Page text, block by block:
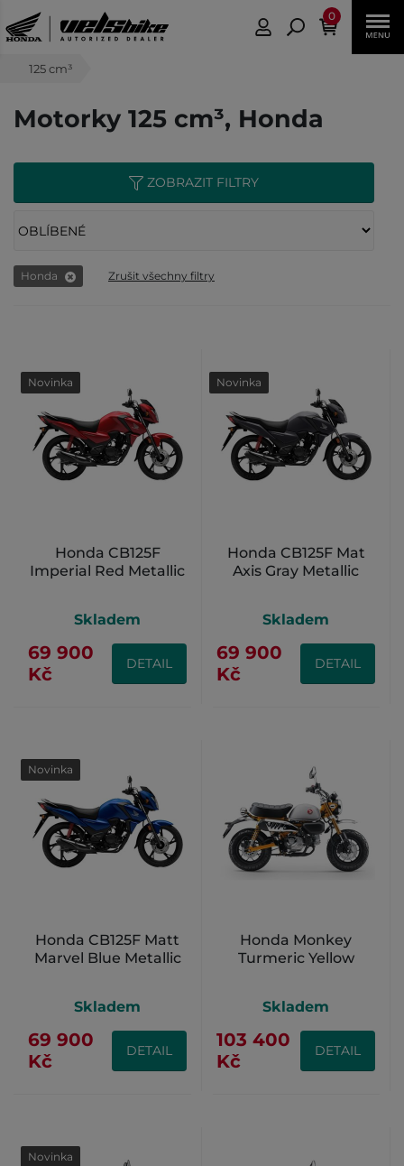
0
125 cm³
Motorky 125 cm³, Honda
ZOBRAZIT FILTRY
Honda Zrušit všechny filtry
Honda CB125F
Imperial Red Metallic
Novinka
Skladem
69 900
Kč
DETAIL
Honda CB125F Mat
Axis Gray Metallic
Novinka
Skladem
69 900
Kč
DETAIL
Honda CB125F Matt
Marvel Blue Metallic
Novinka
Skladem
69 900
Kč
DETAIL
Honda Monkey
Turmeric Yellow
Skladem
103 400
Kč
DETAIL
Novinka